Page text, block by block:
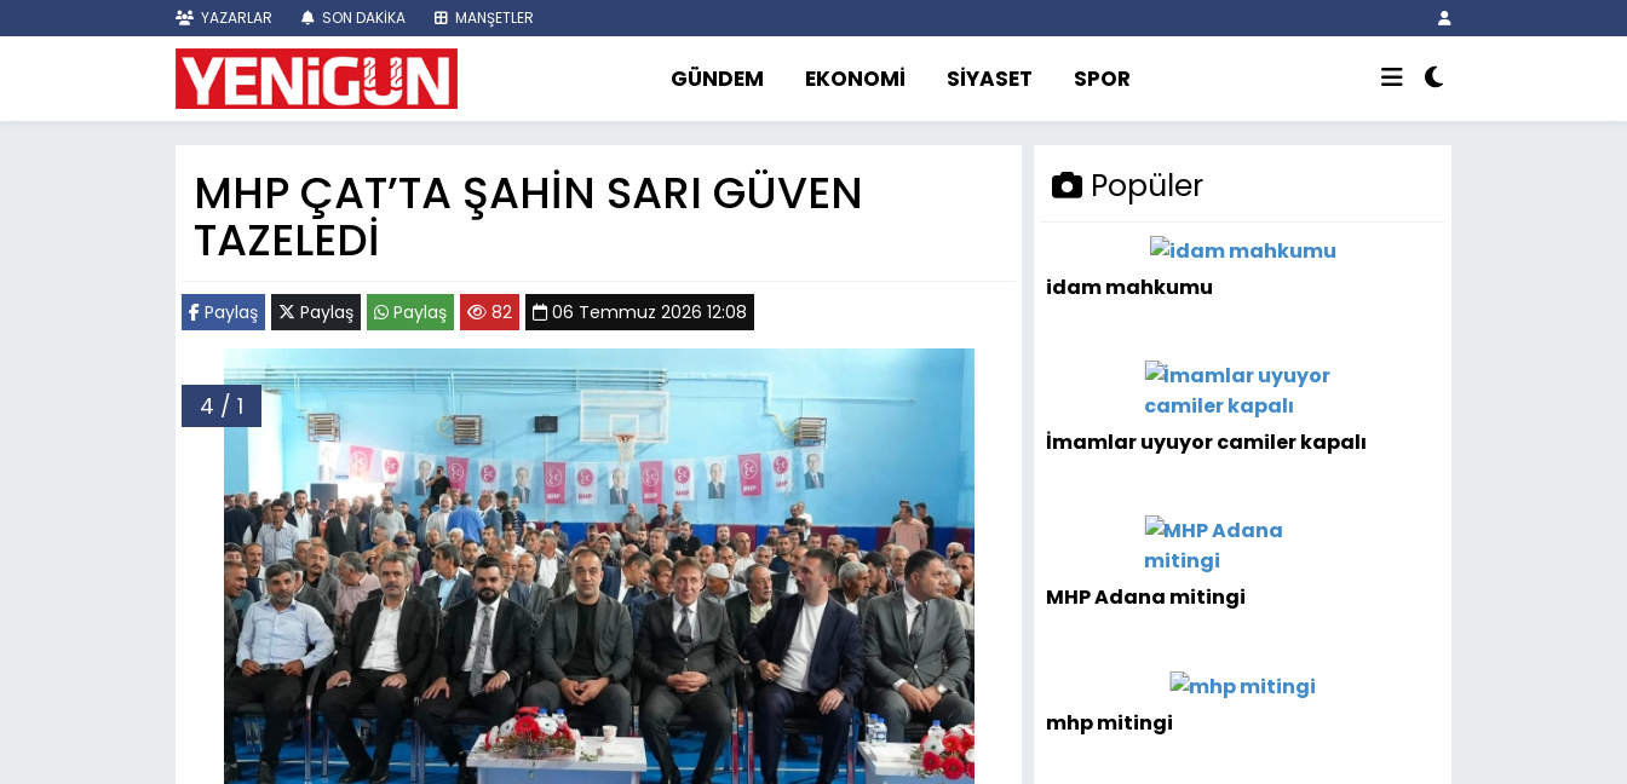
YAZARLAR SON DAKİKA MANŞETLER
GÜNDEM EKONOMİ SİYASET SPOR
MHP ÇAT’TA ŞAHİN SARI GÜVEN
TAZELEDİ
Paylaş Paylaş Paylaş 82 06 Temmuz 2026 12:08
4 / 1
Popüler
idam mahkumu
İmamlar uyuyor camiler kapalı
MHP Adana mitingi
mhp mitingi